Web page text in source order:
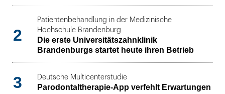
2
Patientenbehandlung in der Medizinische
Hochschule Brandenburg
Die erste Universitätszahnklinik
Brandenburgs startet heute ihren Betrieb
3 Deutsche Multicenterstudie
Parodontaltherapie-App verfehlt Erwartungen